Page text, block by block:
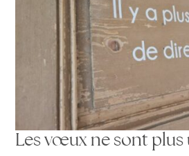
Les vœux ne sont